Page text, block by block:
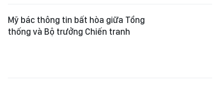
Mỹ bác thông tin bất hòa giữa Tổng
thống và Bộ trưởng Chiến tranh